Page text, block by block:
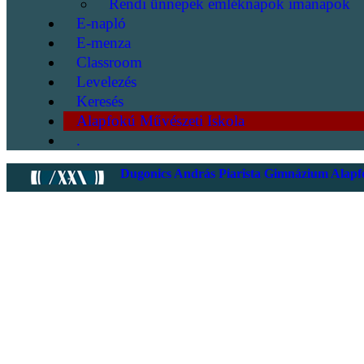
Rendi ünnepek emléknapok imanapok
E-napló
E-menza
Classroom
Levelezés
Keresés
Alapfokú Művészeti Iskola
.
Dugonics András Piarista Gimnázium